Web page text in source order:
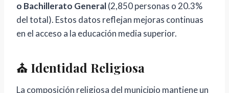
o Bachillerato General(2,850 personas o 20.3%
del total). Estos datos reflejan mejoras continuas
en el acceso a la educación media superior.
⛪ Identidad Religiosa
La composición religiosa del municipio mantiene un